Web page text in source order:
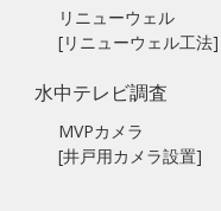
リニューウェル
[リニューウェル工法]
水中テレビ調査
MVPカメラ
[井戸用カメラ設置]